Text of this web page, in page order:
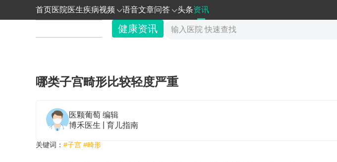
首页医院医生疾病视频 语音文章问答 头条资讯
健康资讯
哪类子宫畸形比较轻度严重
医颗葡萄 编辑
博禾医生
育儿指南
关键词： #子宫 #畸形